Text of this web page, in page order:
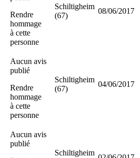
Rendre
hommage
à cette
personne
Schiltigheim
(67)
08/06/2017
Aucun avis
publié
Rendre
hommage
à cette
personne
Schiltigheim
(67)
04/06/2017
Aucun avis
publié
Schiltigheim